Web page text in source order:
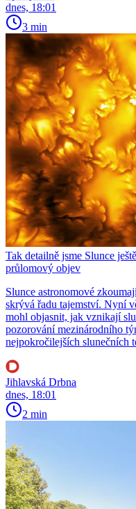
dnes, 18:01
3 min
Tak detailně jsme Slunce
průlomový objev
Slunce astronomové
skrývá řadu tajemství. Nyní
mohl objasnit, jak vznikají
pozorování mezinárodního
nejpokročilejších slunečních
Jihlavská Drbna
dnes, 18:01
2 min